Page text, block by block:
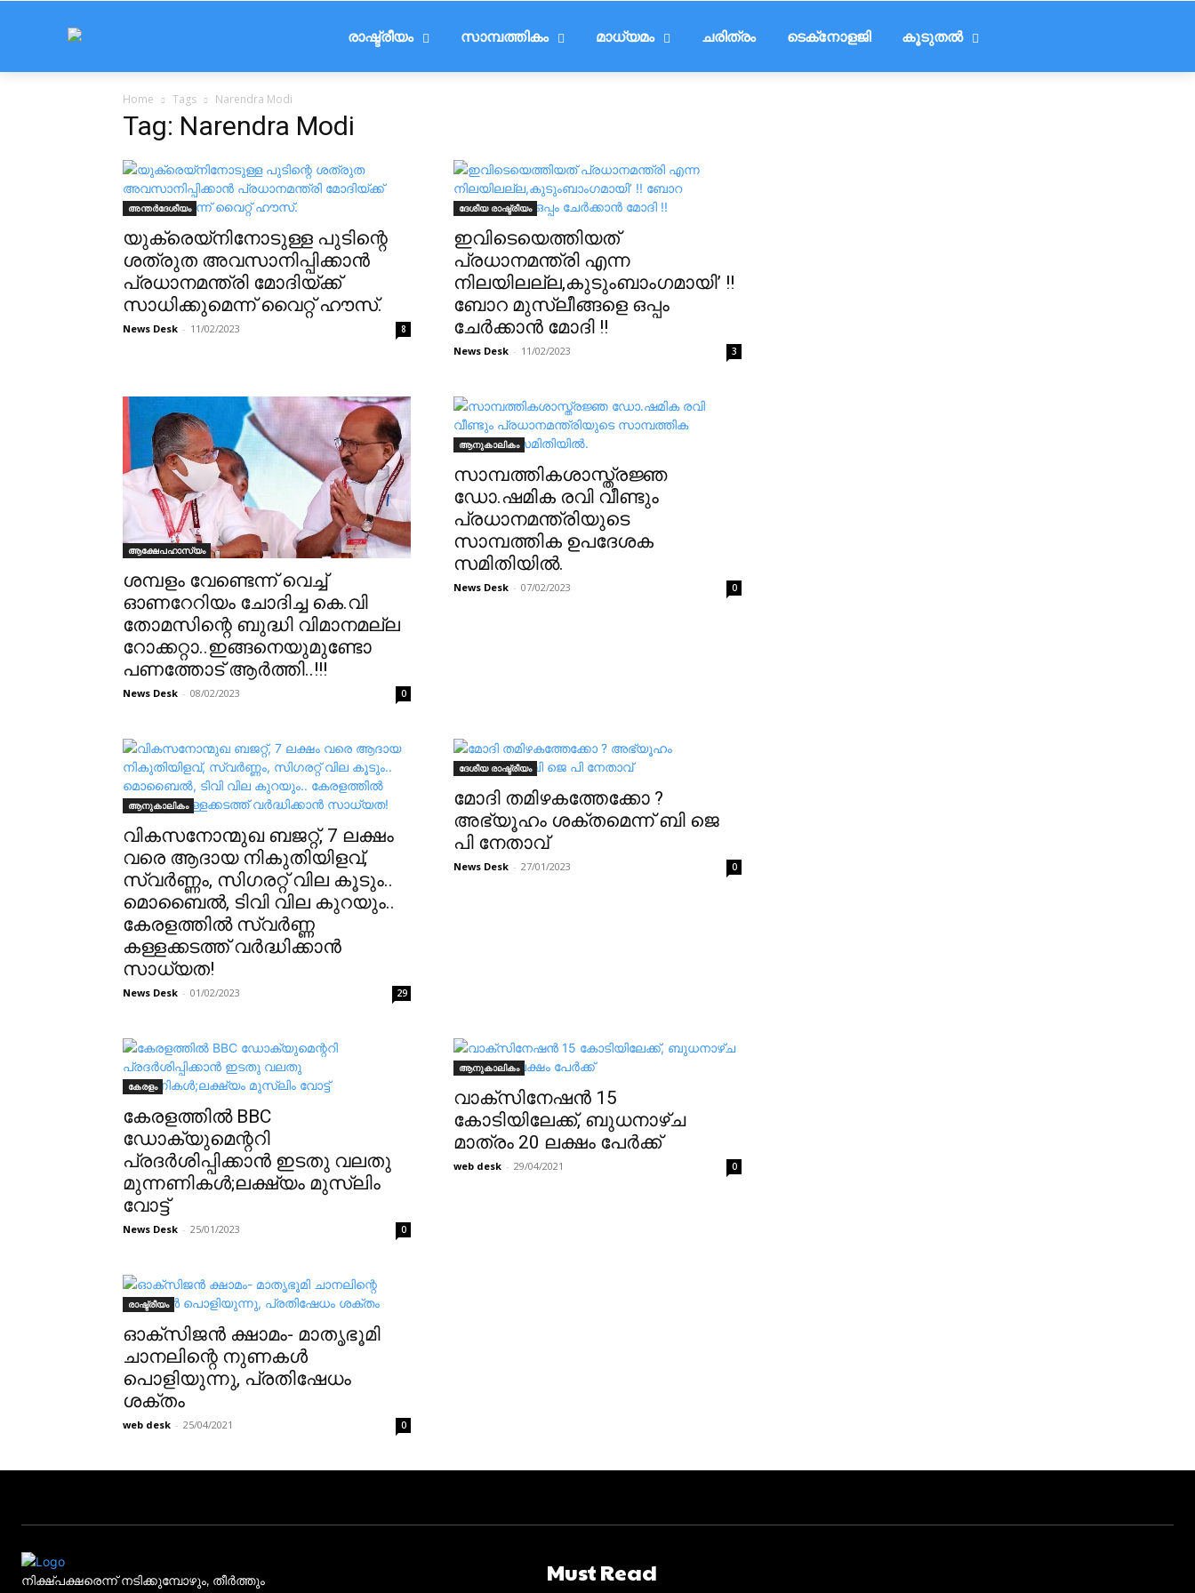
രാഷ്ട്രീയം സാമ്പത്തികം മാധ്യമം ചരിത്രം ടെക്‌നോളജി കൂടുതൽ
Home Tags Narendra Modi
Tag: Narendra Modi
അന്തർദേശീയം
യുക്രെയ്‌നിനോടുള്ള പുടിന്റെ
ശത്രുത അവസാനിപ്പിക്കാൻ
പ്രധാനമന്ത്രി മോദിയ്ക്ക്
സാധിക്കുമെന്ന് വൈറ്റ് ഹൗസ്.
News Desk - 11/02/2023 8
ദേശീയ രാഷ്ട്രീയം
ഇവിടെയെത്തിയത്
പ്രധാനമന്ത്രി എന്ന
നിലയിലല്ല,കുടുംബാംഗമായി’ !!
ബോറ മുസ്ലീങ്ങളെ ഒപ്പം
ചേര്‍ക്കാന്‍ മോദി !!
News Desk - 11/02/2023 3
ആക്ഷേപഹാസ്യം
ശമ്പളം വേണ്ടെന്ന് വെച്ച്
ഓണറേറിയം ചോദിച്ച കെ.വി
തോമസിന്റെ ബുദ്ധി വിമാനമല്ല
റോക്കറ്റാ..ഇങ്ങനെയുമുണ്ടോ
പണത്തോട് ആർത്തി..!!!
News Desk - 08/02/2023 0
ആനുകാലികം
സാമ്പത്തികശാസ്ത്രജ്ഞ
ഡോ.ഷമിക രവി വീണ്ടും
പ്രധാനമന്ത്രിയുടെ
സാമ്പത്തിക ഉപദേശക
സമിതിയിൽ.
News Desk - 07/02/2023 0
ആനുകാലികം
വികസനോന്മുഖ ബജറ്റ്, 7 ലക്ഷം
വരെ ആദായ നികുതിയിളവ്,
സ്വർണ്ണം, സിഗരറ്റ് വില കൂടും..
മൊബൈൽ, ടിവി വില കുറയും..
കേരളത്തിൽ സ്വർണ്ണ
കള്ളക്കടത്ത് വർദ്ധിക്കാൻ
സാധ്യത!
News Desk - 01/02/2023 29
ദേശീയ രാഷ്ട്രീയം
മോദി തമിഴകത്തേക്കോ ?
അഭ്യൂഹം ശക്തമെന്ന് ബി ജെ
പി നേതാവ്
News Desk - 27/01/2023 0
കേരളം
കേരളത്തിൽ BBC
ഡോക്യുമെന്ററി
പ്രദർശിപ്പിക്കാൻ ഇടതു വലതു
മുന്നണികൾ;ലക്ഷ്യം മുസ്ലിം
വോട്ട്
News Desk - 25/01/2023 0
ആനുകാലികം
വാക്‌സിനേഷന്‍ 15
കോടിയിലേക്ക്, ബുധനാഴ്ച
മാത്രം 20 ലക്ഷം പേര്‍ക്ക്
web desk - 29/04/2021 0
രാഷ്ട്രീയം
ഓക്‌സിജന്‍ ക്ഷാമം- മാതൃഭൂമി
ചാനലിന്റെ നുണകള്‍
പൊളിയുന്നു, പ്രതിഷേധം
ശക്തം
web desk - 25/04/2021 0
നിക്ഷ്പക്ഷരെന്ന് നടിക്കുമ്പോഴും, തീർത്തും
Must Read